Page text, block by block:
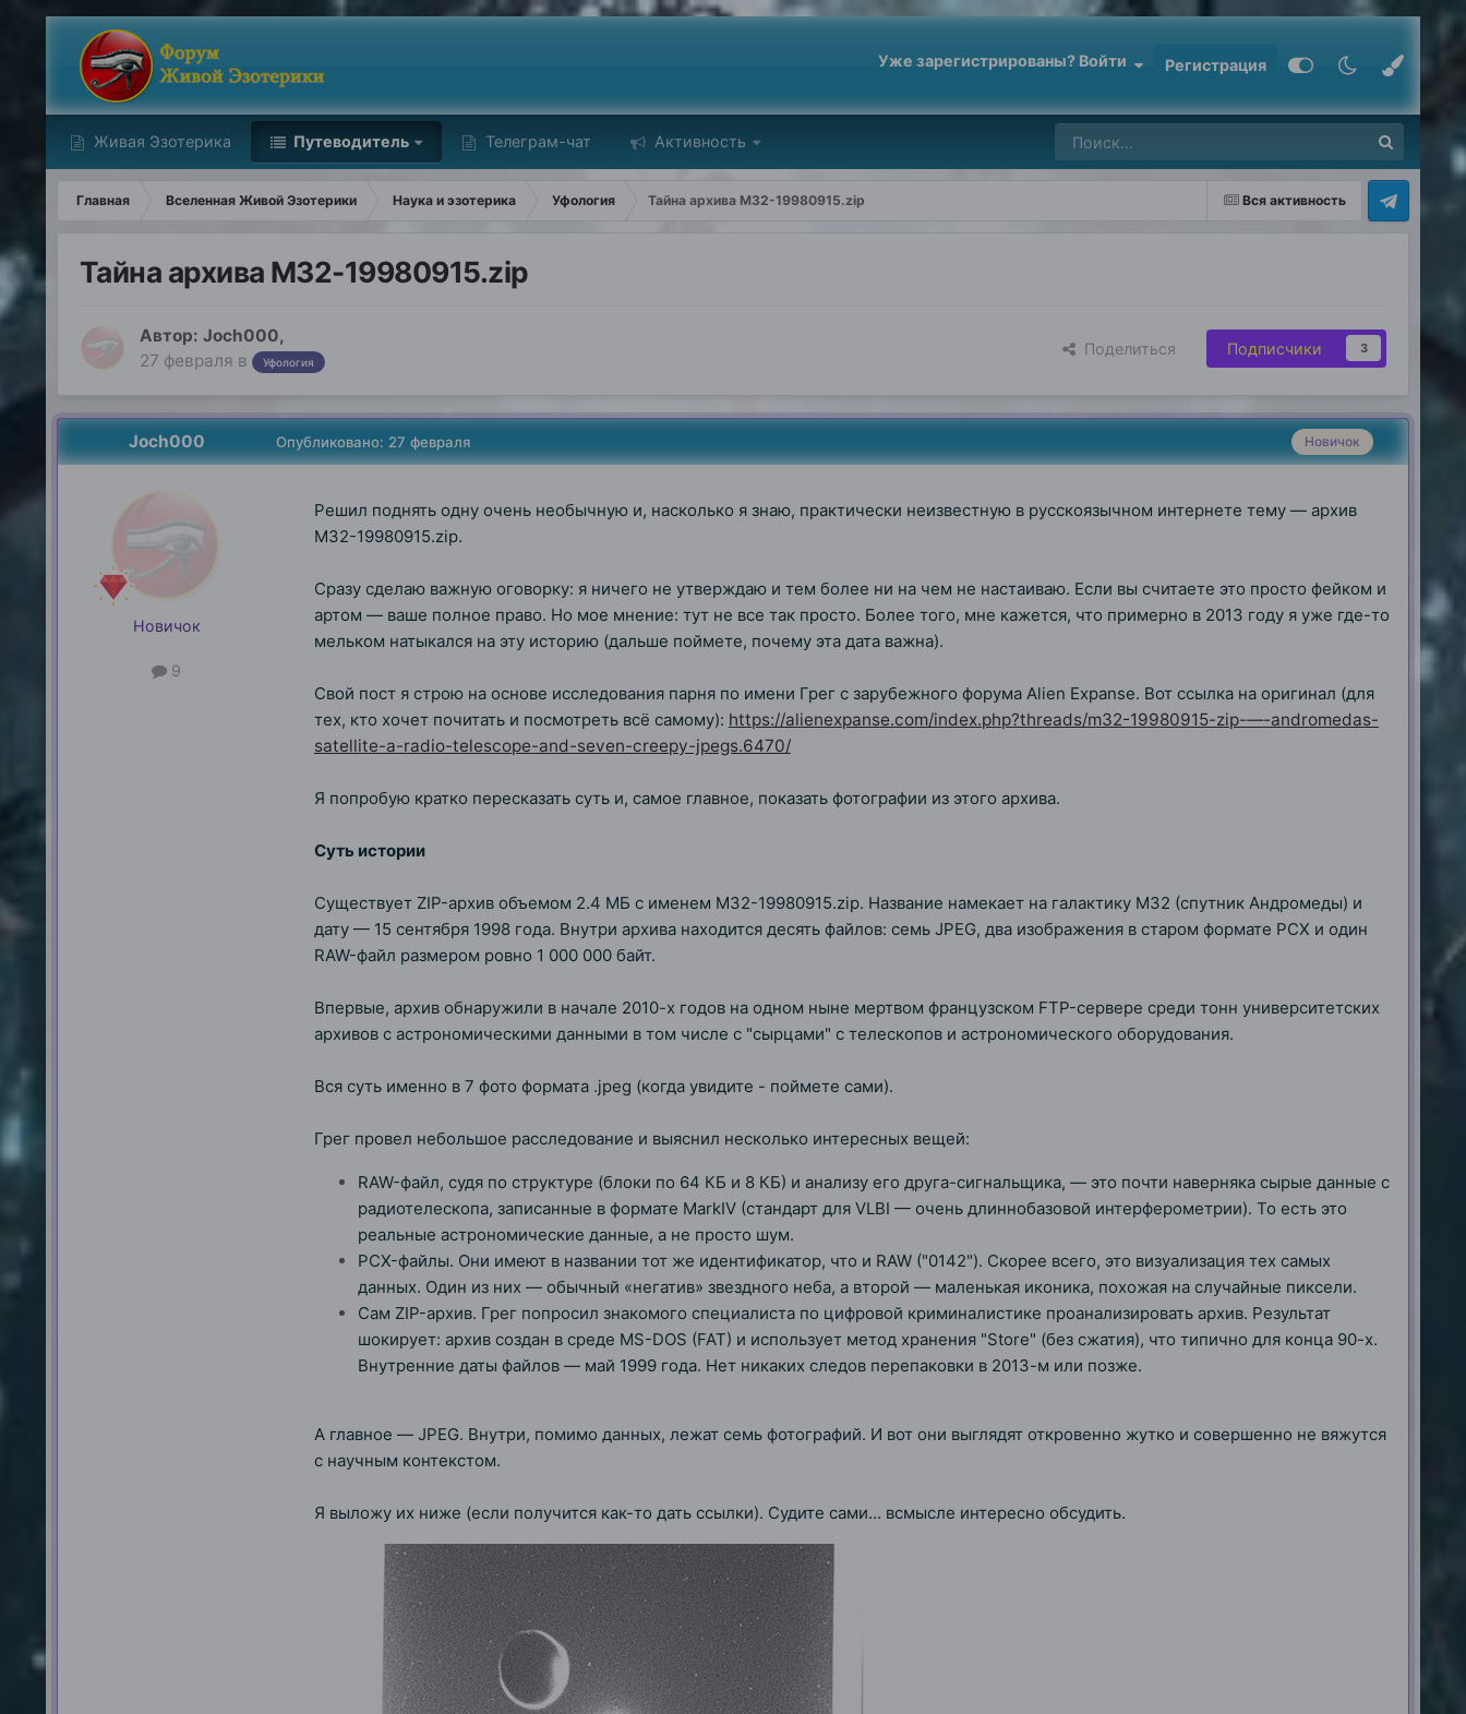
Уже зарегистрированы? Войти Регистрация
Живая Эзотерика Путеводитель Телеграм-чат Активность
Вся активность
Главная Вселенная Живой Эзотерики Наука и эзотерика Уфология Тайна архива M32-19980915.zip
Тайна архива M32-19980915.zip
Автор: Joch000,
27 февраля в Уфология
Поделиться Подписчики 3
Joch000
Новичок
9
Новичок
Опубликовано: 27 февраля
Решил поднять одну очень необычную и, насколько я знаю, практически неизвестную в русскоязычном интернете тему — архив
M32-19980915.zip.
Сразу сделаю важную оговорку: я ничего не утверждаю и тем более ни на чем не настаиваю. Если вы считаете это просто фейком и
артом — ваше полное право. Но мое мнение: тут не все так просто. Более того, мне кажется, что примерно в 2013 году я уже где-то
мельком натыкался на эту историю (дальше поймете, почему эта дата важна).
Свой пост я строю на основе исследования парня по имени Грег с зарубежного форума Alien Expanse. Вот ссылка на оригинал (для
тех, кто хочет почитать и посмотреть всё самому): https://alienexpanse.com/index.php?threads/m32-19980915-zip-—-andromedas-
satellite-a-radio-telescope-and-seven-creepy-jpegs.6470/
Я попробую кратко пересказать суть и, самое главное, показать фотографии из этого архива.
Суть истории
Существует ZIP-архив объемом 2.4 МБ с именем M32-19980915.zip. Название намекает на галактику M32 (спутник Андромеды) и
дату — 15 сентября 1998 года. Внутри архива находится десять файлов: семь JPEG, два изображения в старом формате PCX и один
RAW-файл размером ровно 1 000 000 байт.
Впервые, архив обнаружили в начале 2010-х годов на одном ныне мертвом французском FTP-сервере среди тонн университетских
архивов с астрономическими данными в том числе с "сырцами" с телескопов и астрономического оборудования.
Вся суть именно в 7 фото формата .jpeg (когда увидите - поймете сами).
Грег провел небольшое расследование и выяснил несколько интересных вещей:
RAW-файл, судя по структуре (блоки по 64 КБ и 8 КБ) и анализу его друга-сигнальщика, — это почти наверняка сырые данные с
радиотелескопа, записанные в формате MarkIV (стандарт для VLBI — очень длиннобазовой интерферометрии). То есть это
реальные астрономические данные, а не просто шум.
PCX-файлы. Они имеют в названии тот же идентификатор, что и RAW ("0142"). Скорее всего, это визуализация тех самых
данных. Один из них — обычный «негатив» звездного неба, а второй — маленькая иконика, похожая на случайные пиксели.
Сам ZIP-архив. Грег попросил знакомого специалиста по цифровой криминалистике проанализировать архив. Результат
шокирует: архив создан в среде MS-DOS (FAT) и использует метод хранения "Store" (без сжатия), что типично для конца 90-х.
Внутренние даты файлов — май 1999 года. Нет никаких следов перепаковки в 2013-м или позже.
А главное — JPEG. Внутри, помимо данных, лежат семь фотографий. И вот они выглядят откровенно жутко и совершенно не вяжутся
с научным контекстом.
Я выложу их ниже (если получится как-то дать ссылки). Судите сами... всмысле интересно обсудить.